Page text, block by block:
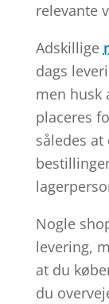
relevante
Adskillige
dags
men husk
placeres
således
Nogle
levering,
at du
du